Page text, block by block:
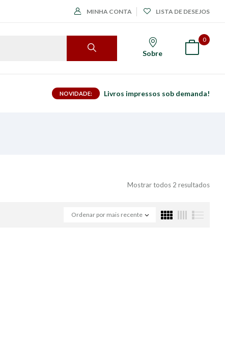
MINHA CONTA LISTA DE DESEJOS
Sobre
0
NOVIDADE: Livros impressos sob demanda!
Mostrar todos 2 resultados
Ordenar por mais recente